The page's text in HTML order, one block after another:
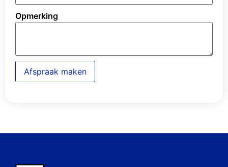
Opmerking
Afspraak maken